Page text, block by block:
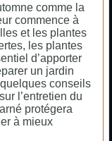
comme la
commence à
et les plantes
les plantes
d’apporter
un jardin
conseils
l’entretien du
protégera
à mieux